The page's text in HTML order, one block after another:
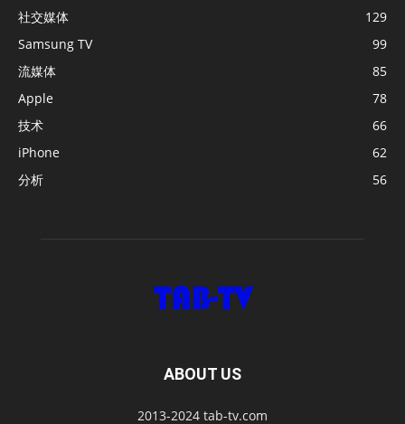
社交媒体
129
Samsung TV
99
流媒体
85
Apple
78
技术
66
iPhone
62
分析
56
ABOUT US
2013-2024 tab-tv.com